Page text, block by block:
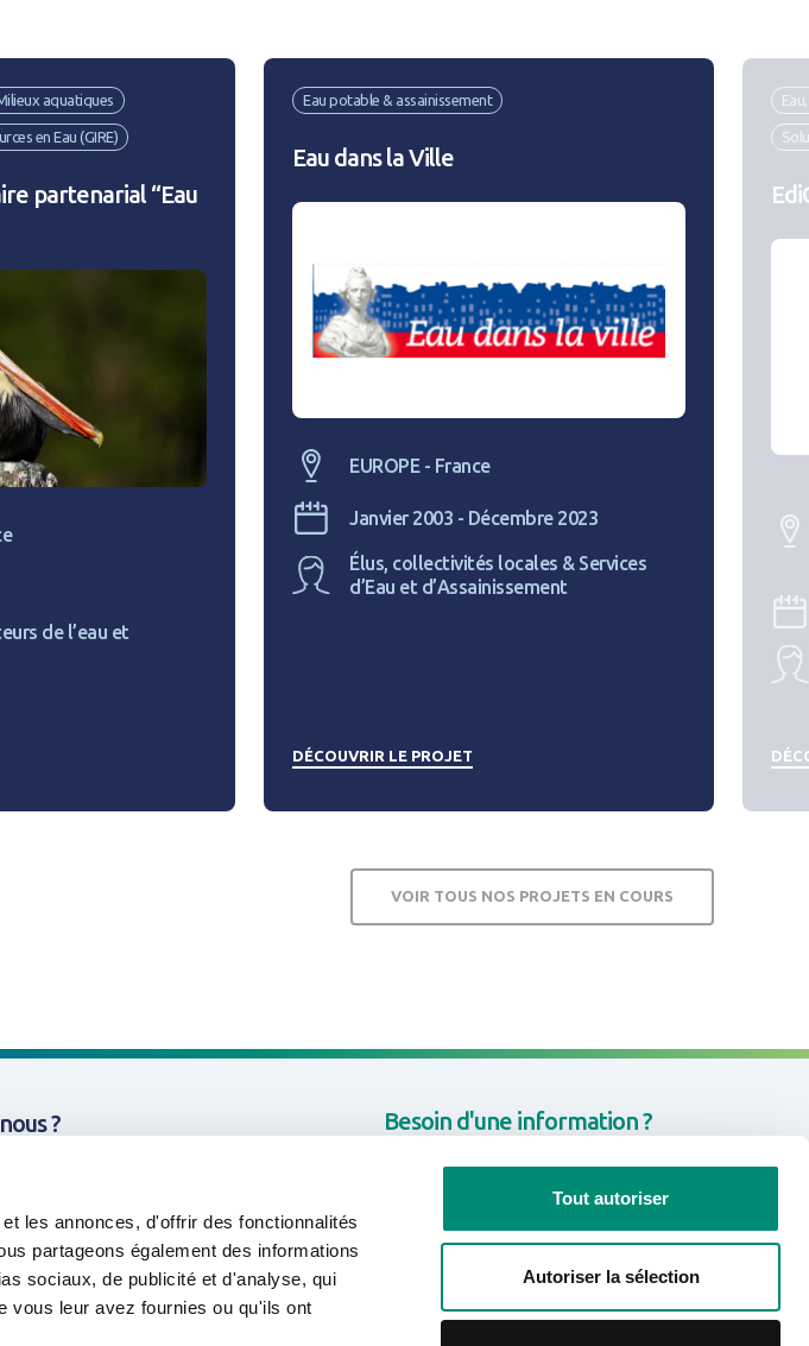
les annonces, d'offrir des fonctionnalités
partageons également des informations
sociaux, de publicité et d'analyse, qui
vous leur avez fournies ou qu'ils ont
Tout autoriser
Autoriser la sélection
aquatiques
en Eau (GIRE)
partenarial “Eau
de l’eau et
Eau potable & assainissement
Eau dans la Ville
EUROPE - France
Janvier 2003 - Décembre 2023
Élus, collectivités locales & Services
d’Eau et d’Assainissement
DÉCOUVRIR LE PROJET
VOIR TOUS NOS PROJETS EN COURS
? Besoin d'une information ?
CONTACTEZ-NOUS
Rejoignez-nous sur les réseaux
sociaux